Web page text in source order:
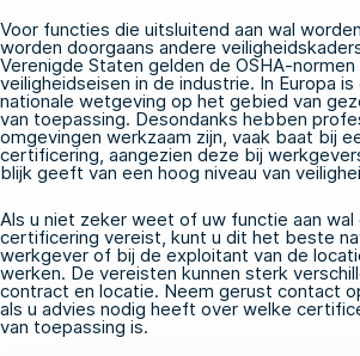
Voor functies die uitsluitend aan wal
worden doorgaans andere
Verenigde Staten gelden de OSHA-normen
veiligheidseisen in de industrie. In Europa
nationale wetgeving op het gebied van
van toepassing. Desondanks hebben
omgevingen werkzaam zijn, vaak baat bij
certificering, aangezien deze bij
blijk geeft van een hoog niveau van
Als u niet zeker weet of uw functie aan wal
certificering vereist, kunt u dit het beste
werkgever of bij de exploitant van de
werken. De vereisten kunnen sterk
contract en locatie. Neem gerust contact
als u advies nodig heeft over welke
van toepassing is.